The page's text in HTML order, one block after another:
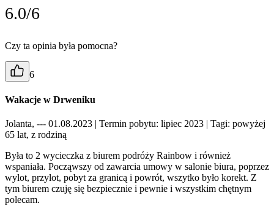
6.0/6
Czy ta opinia była pomocna?
6
Wakacje w Drweniku
Jolanta, --- 01.08.2023 | Termin pobytu: lipiec 2023 | Tagi: powyżej
65 lat, z rodziną
Była to 2 wycieczka z biurem podróży Rainbow i również
wspaniała. Począwszy od zawarcia umowy w salonie biura, poprzez
wylot, przylot, pobyt za granicą i powrót, wszytko było korekt. Z
tym biurem czuję się bezpiecznie i pewnie i wszystkim chętnym
polecam.